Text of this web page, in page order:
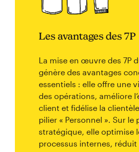
Les avantages des 7P
La mise en œuvre des 7P
génère des avantages
essentiels : elle offre une
des opérations, améliore
client et fidélise la
pilier « Personnel ». Sur le
stratégique, elle optimise
processus internes, réduit